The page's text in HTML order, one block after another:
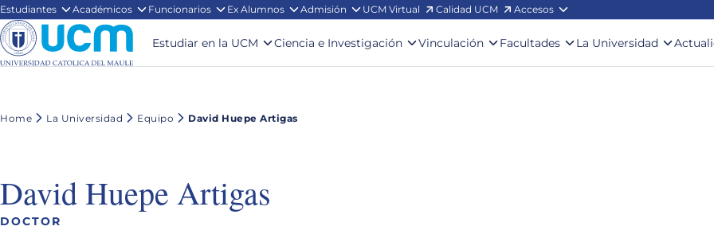
Estudiantes Académicos Funcionarios Ex Alumnos Admisión UCM Virtual Calidad UCM Accesos
Estudiar en la UCM Ciencia e Investigación Vinculación Facultades La Universidad
Home La Universidad Equipo David Huepe Artigas
David Huepe Artigas
DOCTOR